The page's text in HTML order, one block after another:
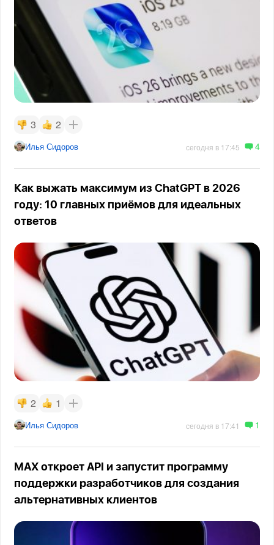
3 2
Илья Сидоров сегодня в 17:45 4
Как выжать максимум из ChatGPT в 2026
году: 10 главных приёмов для идеальных
ответов
2 1
Илья Сидоров сегодня в 17:41 1
MAX откроет API и запустит программу
поддержки разработчиков для создания
альтернативных клиентов